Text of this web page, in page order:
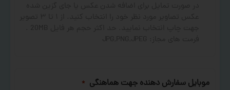
موبایل سفارش دهنده جهت هماهنگی *